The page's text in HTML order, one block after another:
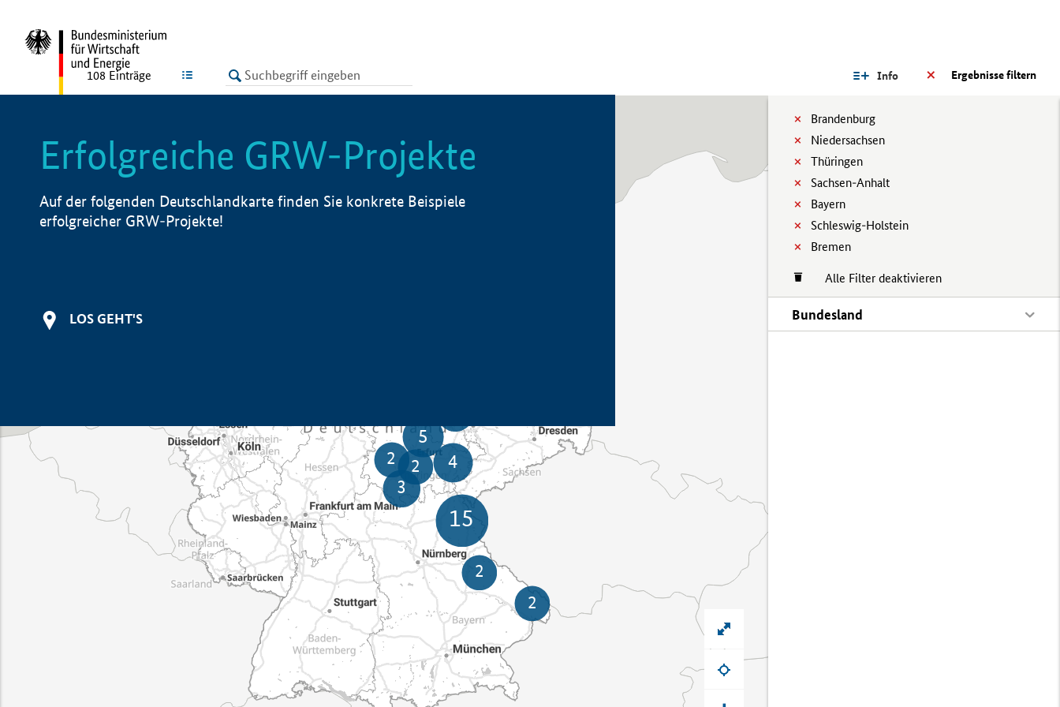
LISTE Ergebnisse filtern
Info
Brandenburg
Niedersachsen
Thüringen
Sachsen-Anhalt
Bayern
Schleswig-Holstein
Bremen
Alle Filter deaktivieren
Bundesland
108 Einträge
Erfolgreiche GRW-Projekte
Auf der folgenden Deutschlandkarte finden Sie konkrete Beispiele
erfolgreicher GRW-Projekte!
LOS GEHT'S